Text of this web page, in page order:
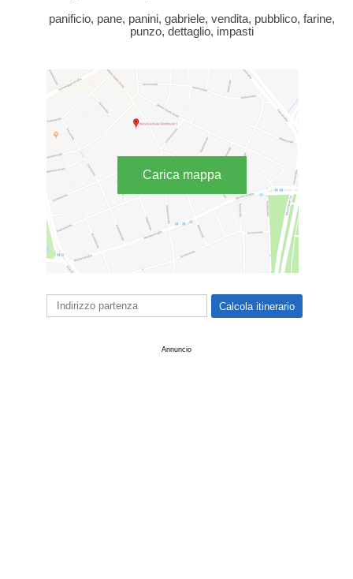
panificio, pane, panini, gabriele, vendita, pubblico, farine,
punzo, dettaglio, impasti
Carica mappa
Annuncio